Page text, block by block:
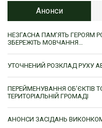
Анонси
НЕЗГАСНА ПАМ’ЯТЬ ГЕРОЯМ
ЗБЕРЕЖІТЬ МОВЧАННЯ…
УТОЧНЕНИЙ РОЗКЛАД РУХУ
ПЕРЕЙМЕНУВАННЯ ОБ’ЄКТІВ
ТЕРИТОРІАЛЬНІЙ ГРОМАДІ
АНОНСИ ЗАСІДАНЬ